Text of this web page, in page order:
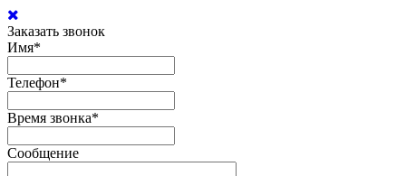
Заказать звонок
Имя*
Телефон*
Время звонка*
Сообщение